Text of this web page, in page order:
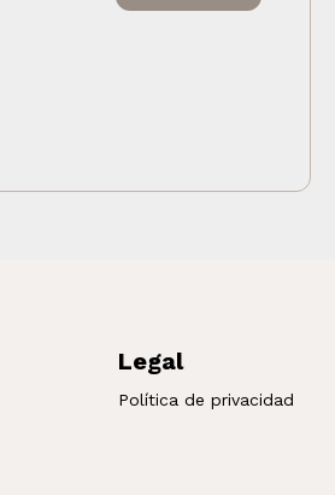
Legal
Política de privacidad